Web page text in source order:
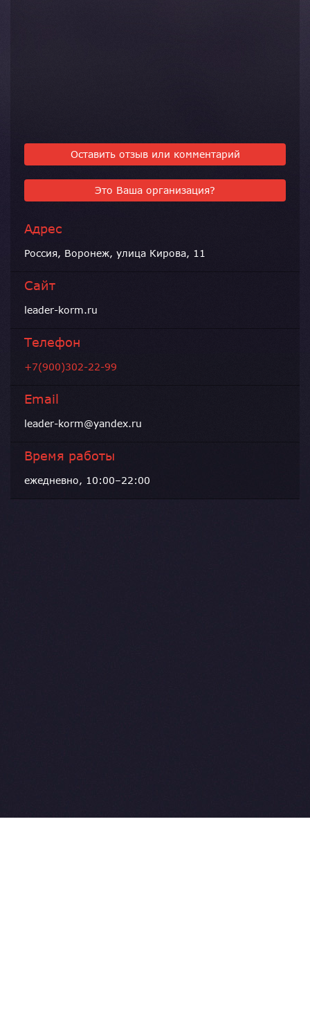
Оставить отзыв или комментарий
Это Ваша организация?
Адрес
Россия, Воронеж, улица Кирова, 11
Сайт
leader-korm.ru
Телефон
+7(900)302-22-99
Email
leader-korm@yandex.ru
Время работы
ежедневно, 10:00–22:00